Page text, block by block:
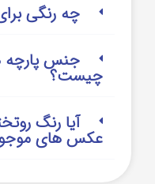
چه رنگی
جنس پارچه
چیست؟
آیا رنگ
عکس های